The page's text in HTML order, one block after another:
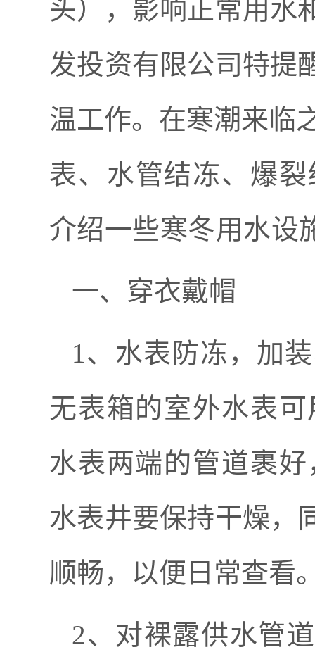
头）
，影响正常用水
发投资有限公司特提
温工作。 在寒潮来临
表、水管结冻、爆
介绍一些寒冬用水设
一、穿衣戴帽
1、水表防冻， 加装
无表箱的室外水表
水表两端的管道裹
水表井要保持干燥，
顺畅，以便日常查看
2、对裸露供水管